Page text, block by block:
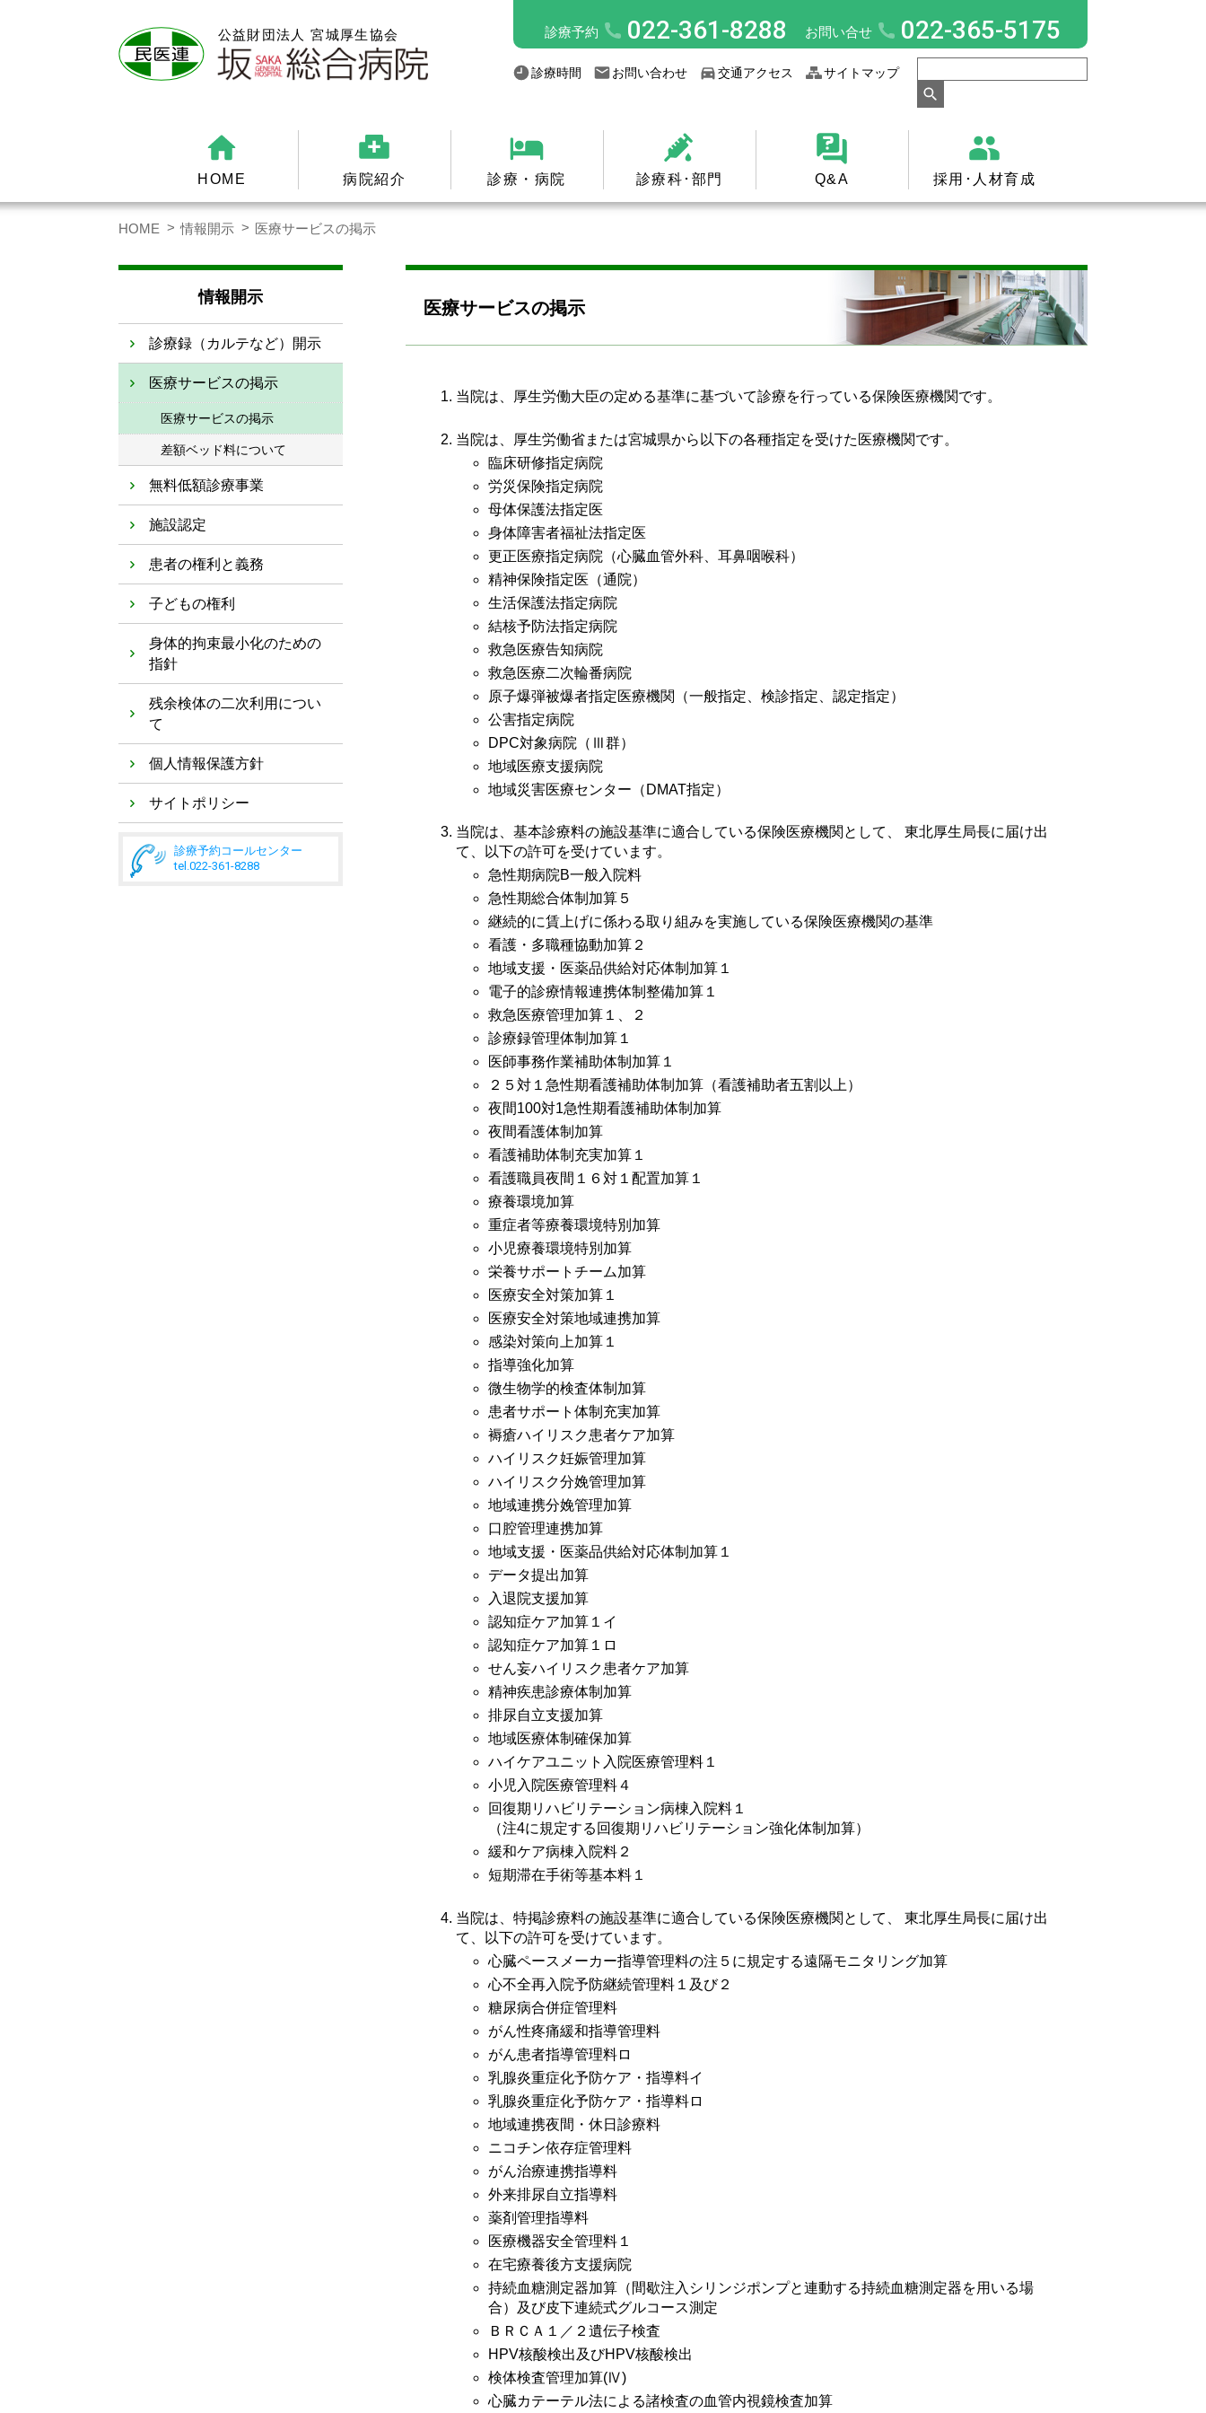
診療予約 022-361-8288 お問い合せ 022-365-5175
診療時間 お問い合わせ 交通アクセス サイトマップ
HOME 病院紹介 診療・病院 診療科･部門 Q&A 採用･人材育成
HOME 情報開示 医療サービスの掲示
情報開示
診療録（カルテなど）開示
医療サービスの掲示
医療サービスの掲示
差額ベッド料について
無料低額診療事業
施設認定
患者の権利と義務
子どもの権利
身体的拘束最小化のための
指針
残余検体の二次利用につい
て
個人情報保護方針
サイトポリシー
診療予約コールセンター
tel.022-361-8288
医療サービスの掲示
当院は、厚生労働大臣の定める基準に基づいて診療を行っている保険医療機関です。
当院は、厚生労働省または宮城県から以下の各種指定を受けた医療機関です。
臨床研修指定病院
労災保険指定病院
母体保護法指定医
身体障害者福祉法指定医
更正医療指定病院（心臓血管外科、耳鼻咽喉科）
精神保険指定医（通院）
生活保護法指定病院
結核予防法指定病院
救急医療告知病院
救急医療二次輪番病院
原子爆弾被爆者指定医療機関（一般指定、検診指定、認定指定）
公害指定病院
DPC対象病院（Ⅲ群）
地域医療支援病院
地域災害医療センター（DMAT指定）
当院は、基本診療料の施設基準に適合している保険医療機関として、 東北厚生局長に届け出
て、以下の許可を受けています。
急性期病院B一般入院料
急性期総合体制加算５
継続的に賃上げに係わる取り組みを実施している保険医療機関の基準
看護・多職種協動加算２
地域支援・医薬品供給対応体制加算１
電子的診療情報連携体制整備加算１
救急医療管理加算１、２
診療録管理体制加算１
医師事務作業補助体制加算１
２５対１急性期看護補助体制加算（看護補助者五割以上）
夜間100対1急性期看護補助体制加算
夜間看護体制加算
看護補助体制充実加算１
看護職員夜間１６対１配置加算１
療養環境加算
重症者等療養環境特別加算
小児療養環境特別加算
栄養サポートチーム加算
医療安全対策加算１
医療安全対策地域連携加算
感染対策向上加算１
指導強化加算
微生物学的検査体制加算
患者サポート体制充実加算
褥瘡ハイリスク患者ケア加算
ハイリスク妊娠管理加算
ハイリスク分娩管理加算
地域連携分娩管理加算
口腔管理連携加算
地域支援・医薬品供給対応体制加算１
データ提出加算
入退院支援加算
認知症ケア加算１イ
認知症ケア加算１ロ
せん妄ハイリスク患者ケア加算
精神疾患診療体制加算
排尿自立支援加算
地域医療体制確保加算
ハイケアユニット入院医療管理料１
小児入院医療管理料４
回復期リハビリテーション病棟入院料１
（注4に規定する回復期リハビリテーション強化体制加算）
緩和ケア病棟入院料２
短期滞在手術等基本料１
当院は、特掲診療料の施設基準に適合している保険医療機関として、 東北厚生局長に届け出
て、以下の許可を受けています。
心臓ペースメーカー指導管理料の注５に規定する遠隔モニタリング加算
心不全再入院予防継続管理料１及び２
糖尿病合併症管理料
がん性疼痛緩和指導管理料
がん患者指導管理料ロ
乳腺炎重症化予防ケア・指導料イ
乳腺炎重症化予防ケア・指導料ロ
地域連携夜間・休日診療料
ニコチン依存症管理料
がん治療連携指導料
外来排尿自立指導料
薬剤管理指導料
医療機器安全管理料１
在宅療養後方支援病院
持続血糖測定器加算（間歇注入シリンジポンプと連動する持続血糖測定器を用いる場
合）及び皮下連続式グルコース測定
ＢＲＣＡ１／２遺伝子検査
HPV核酸検出及びHPV核酸検出
検体検査管理加算(Ⅳ)
心臓カテーテル法による諸検査の血管内視鏡検査加算